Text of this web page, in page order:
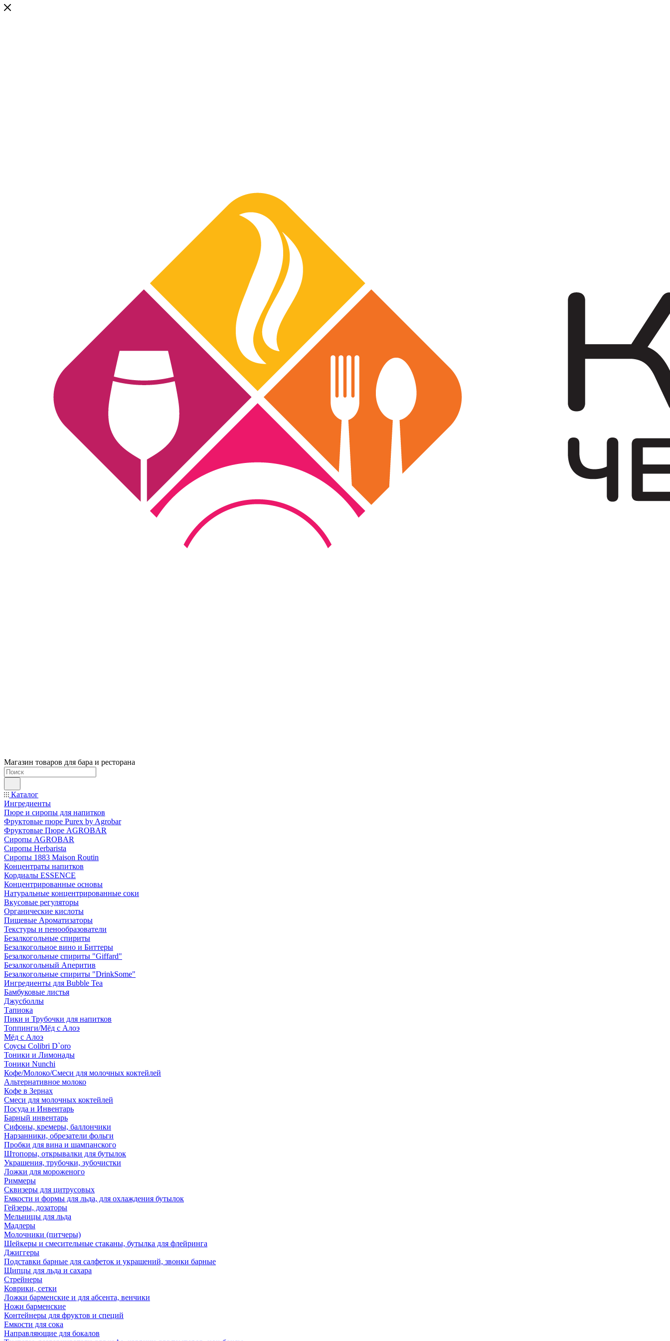
Магазин товаров для бара и ресторана
Каталог
Ингредиенты
Пюре и сиропы для напитков
Фруктовые пюре Purex by Agrobar
Фруктовые Пюре AGROBAR
Сиропы AGROBAR
Сиропы Herbarista
Сиропы 1883 Maison Routin
Концентраты напитков
Кордиалы ESSENCE
Концентрированные основы
Натуральные концентрированные соки
Вкусовые регуляторы
Органические кислоты
Пищевые Ароматизаторы
Текстуры и пенообразователи
Безалкогольные спириты
Безалкогольное вино и Биттеры
Безалкогольные спириты "Giffard"
Безалкогольный Аперитив
Безалкогольные спириты "DrinkSome"
Ингредиенты для Bubble Tea
Бамбуковые листья
Джусболлы
Тапиока
Пики и Трубочки для напитков
Топпинги/Мёд с Алоэ
Мёд с Алоэ
Соусы Colibri D`oro
Тоники и Лимонады
Тоники Nunchi
Кофе/Молоко/Смеси для молочных коктейлей
Альтернативное молоко
Кофе в Зернах
Смеси для молочных коктейлей
Посуда и Инвентарь
Барный инвентарь
Сифоны, кремеры, баллончики
Нарзанники, обрезатели фольги
Пробки для вина и шампанского
Штопоры, открывалки для бутылок
Украшения, трубочки, зубочистки
Ложки для мороженого
Риммеры
Сквизеры для цитрусовых
Емкости и формы для льда, для охлаждения бутылок
Гейзеры, дозаторы
Мельницы для льда
Мадлеры
Молочники (питчеры)
Шейкеры и смесительные стаканы, бутылка для флейринга
Джиггеры
Подставки барные для салфеток и украшений, звонки барные
Щипцы для льда и сахара
Стрейнеры
Коврики, сетки
Ложки барменские и для абсента, венчики
Ножи барменские
Контейнеры для фруктов и специй
Емкости для сока
Направляющие для бокалов